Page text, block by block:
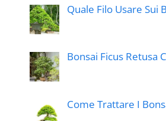
Quale Filo Usare Sui
Bonsai Ficus Retusa
Come Trattare I